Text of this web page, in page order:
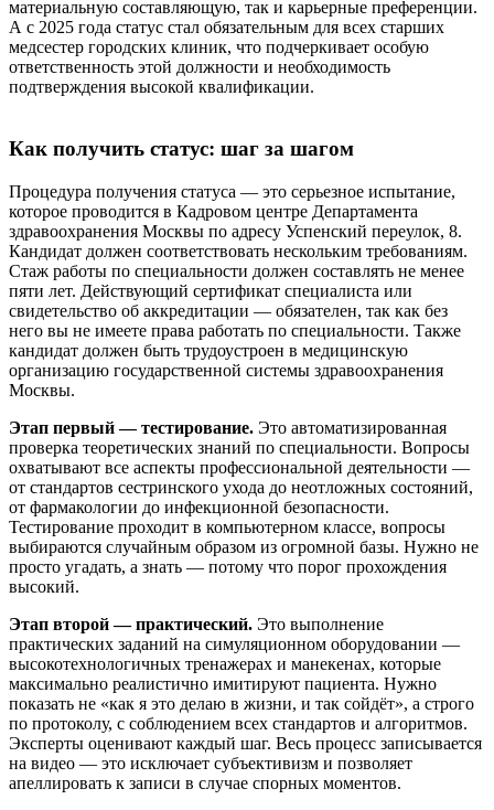
материальную составляющую, так и карьерные преференции.
А с 2025 года статус стал обязательным для всех старших
медсестер городских клиник, что подчеркивает особую
ответственность этой должности и необходимость
подтверждения высокой квалификации.
Как получить статус: шаг за шагом
Процедура получения статуса — это серьезное испытание,
которое проводится в Кадровом центре Департамента
здравоохранения Москвы по адресу Успенский переулок, 8.
Кандидат должен соответствовать нескольким требованиям.
Стаж работы по специальности должен составлять не менее
пяти лет. Действующий сертификат специалиста или
свидетельство об аккредитации — обязателен, так как без
него вы не имеете права работать по специальности. Также
кандидат должен быть трудоустроен в медицинскую
организацию государственной системы здравоохранения
Москвы.
Этап первый — тестирование. Это автоматизированная
проверка теоретических знаний по специальности. Вопросы
охватывают все аспекты профессиональной деятельности —
от стандартов сестринского ухода до неотложных состояний,
от фармакологии до инфекционной безопасности.
Тестирование проходит в компьютерном классе, вопросы
выбираются случайным образом из огромной базы. Нужно не
просто угадать, а знать — потому что порог прохождения
высокий.
Этап второй — практический. Это выполнение
практических заданий на симуляционном оборудовании —
высокотехнологичных тренажерах и манекенах, которые
максимально реалистично имитируют пациента. Нужно
показать не «как я это делаю в жизни, и так сойдёт», а строго
по протоколу, с соблюдением всех стандартов и алгоритмов.
Эксперты оценивают каждый шаг. Весь процесс записывается
на видео — это исключает субъективизм и позволяет
апеллировать к записи в случае спорных моментов.